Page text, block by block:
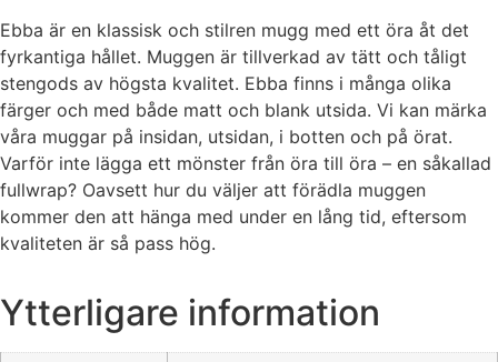
Ebba är en klassisk och stilren mugg med ett öra åt det
fyrkantiga hållet. Muggen är tillverkad av tätt och tåligt
stengods av högsta kvalitet. Ebba finns i många olika
färger och med både matt och blank utsida. Vi kan märka
våra muggar på insidan, utsidan, i botten och på örat.
Varför inte lägga ett mönster från öra till öra – en såkallad
fullwrap? Oavsett hur du väljer att förädla muggen
kommer den att hänga med under en lång tid, eftersom
kvaliteten är så pass hög.
Ytterligare information